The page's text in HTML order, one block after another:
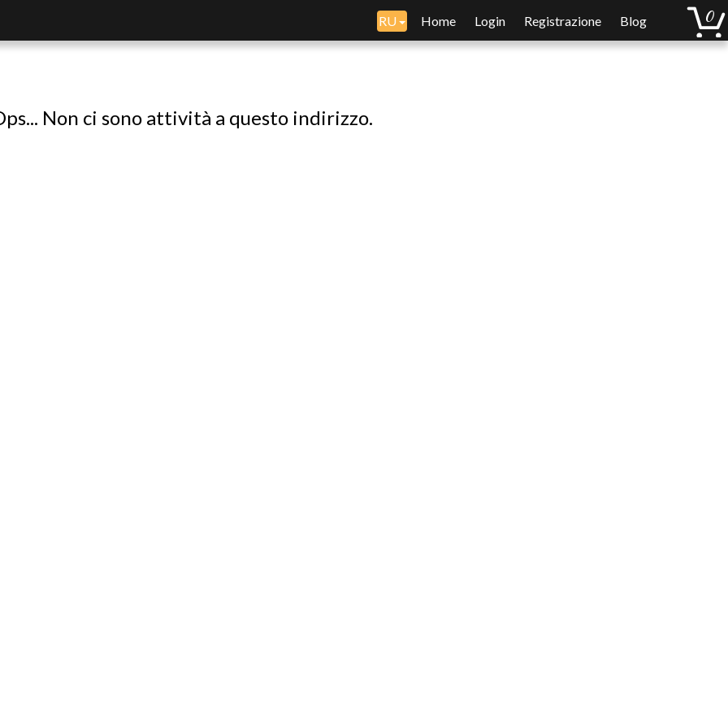
RU Home Login Registrazione Blog
Non ci sono attività a questo indirizzo.